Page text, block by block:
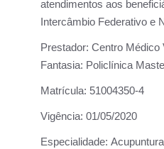
atendimentos aos
Intercâmbio Federativo e
Prestador: Centro Médico
Fantasia: Policlínica
Matrícula: 51004350-4
Vigência: 01/05/2020
Especialidade: